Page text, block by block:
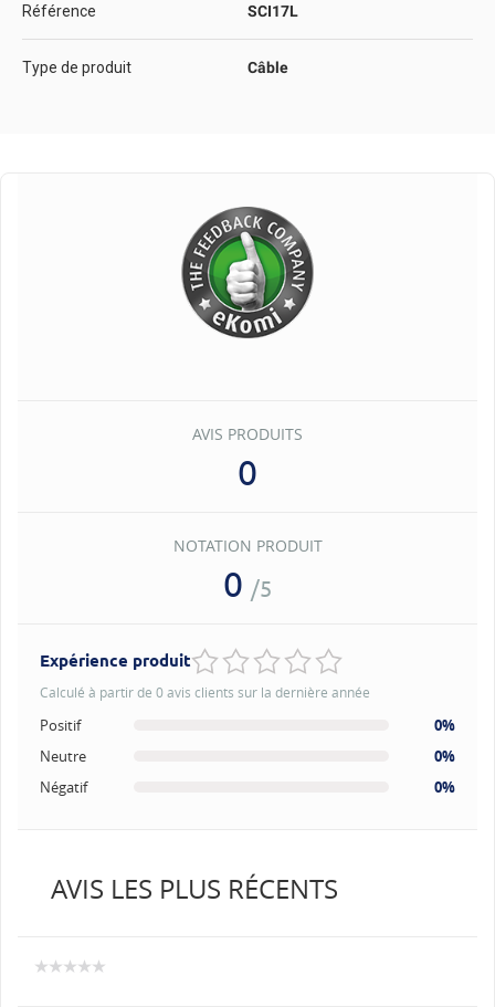
Référence SCI17L
Type de produit Câble
AVIS PRODUITS
0
NOTATION PRODUIT
0 /5
Expérience produit
Calculé à partir de 0 avis clients sur la dernière année
Positif
0%
Neutre
0%
Négatif
0%
AVIS LES PLUS RÉCENTS